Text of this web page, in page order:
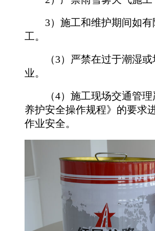
3）施工和维护期间如有
工。
（3）严禁在过于潮湿或
业。
（4）施工现场交通管理
养护安全操作规程》的要求
作业安全。